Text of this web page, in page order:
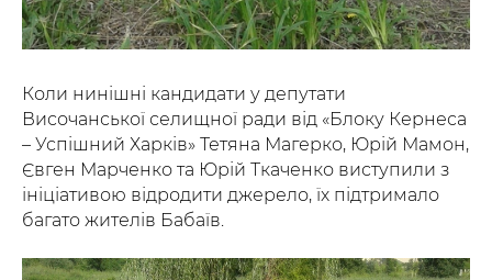
Коли нинішні кандидати у депутати
Височанської селищної ради від «Блоку Кернеса
– Успішний Харків» Тетяна Магерко, Юрій Мамон,
Євген Марченко та Юрій Ткаченко виступили з
ініціативою відродити джерело, їх підтримало
багато жителів Бабаїв.